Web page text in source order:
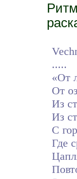
.....
«От
От
Из
Из
С
Где